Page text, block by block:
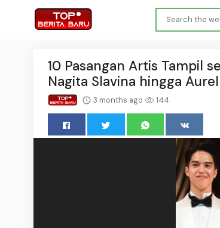
10 Pasangan Artis Tampil
Nagita Slavina hingga
3 months ago 144